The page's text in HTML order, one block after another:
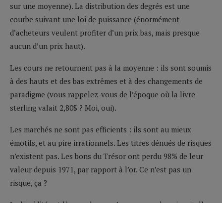
sur une moyenne). La distribution des degrés est une
courbe suivant une loi de puissance (énormément
d’acheteurs veulent profiter d’un prix bas, mais presque
aucun d’un prix haut).
Les cours ne retournent pas à la moyenne : ils sont soumis
à des hauts et des bas extrêmes et à des changements de
paradigme (vous rappelez-vous de l’époque où la livre
sterling valait 2,80$ ? Moi, oui).
Les marchés ne sont pas efficients : ils sont au mieux
émotifs, et au pire irrationnels. Les titres dénués de risques
n’existent pas. Les bons du Trésor ont perdu 98% de leur
valeur depuis 1971, par rapport à l’or. Ce n’est pas un
risque, ça ?